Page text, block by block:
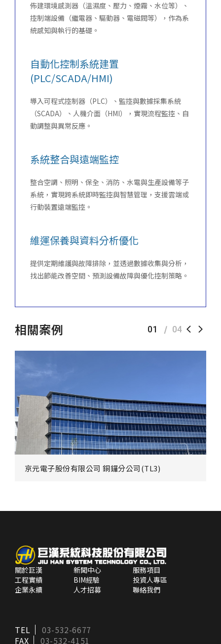
佈建環境感測器（溫濕度、壓力、煙霧、水位等）、
控制端設備（繼電器、驅動器、電磁閥等），作為系
統感知與執行的基礎。
自動化控制系統建置
(PLC/SCADA/HMI)
導入可程式控制器（PLC）、監控與數據採集系統
（SCADA）、人機介面（HMI），實現流程監控、自
動調整與異常反應。
系統整合與遠端監控
整合空調、照明、保全、消防、水電與生產設備等子
系統，實現跨系統即時監控與智慧管理，支援雲端或
行動裝置遠端監控。
維運保養與資料分析優化
提供定期維護與故障排除，並透過數據收集與分析，
找出節能改善空間、預測設備故障與優化控制策略。
相關案例 01 04
京元電子股份有限公司銅鑼分公司(TL3)
力晶積成電子製造股份有限公司P5廠、銅鑼廠
力成科技竹科三廠
力成科技股份有限公司P10廠
關於巨漢 新聞中心
服務項目
工程實績
BIM經驗
投資人專區
企業永續
人才招募 聯絡我們
TEL
03-532-6677
FAX
03-532-4151